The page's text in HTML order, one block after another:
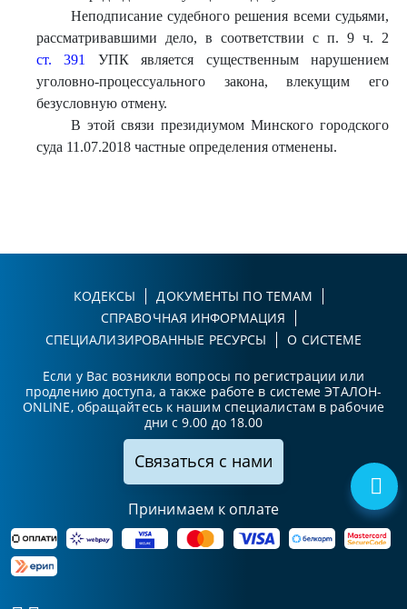
Неподписание судебного решения всеми судьями,
рассматривавшими дело, в соответствии с п. 9 ч. 2
ст. 391
УПК является существенным нарушением
уголовно-процессуального закона, влекущим его
безусловную отмену.
В этой связи президиумом Минского городского
суда 11.07.2018 частные определения отменены.
КОДЕКСЫ
ДОКУМЕНТЫ ПО ТЕМАМ
СПРАВОЧНАЯ ИНФОРМАЦИЯ
СПЕЦИАЛИЗИРОВАННЫЕ РЕСУРСЫ
О СИСТЕМЕ
Если у Вас возникли вопросы по регистрации или
продлению доступа, а также работе в системе ЭТАЛОН-
ONLINE, обращайтесь к нашим специалистам в рабочие
дни с 9.00 до 18.00
Связаться с нами
Принимаем к оплате